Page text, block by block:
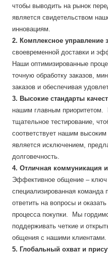
чтобы выводить на рынок
является свидетельством
инновациям.
2. Комплексное управление
своевременной доставки и
Наши оптимизированные
точную обработку заказов,
заказов и обеспечивая
3. Высокие стандарты
нашим главным приоритетом.
тщательное тестирование,
соответствует нашим
является исключением,
долговечность.
4. Отличная коммуникация
Эффективное общение –
специализированная команда
ответить на вопросы и
процесса покупки. Мы
поддерживать четкие и
общения с нашими клиентами.
5. Глобальный охват и